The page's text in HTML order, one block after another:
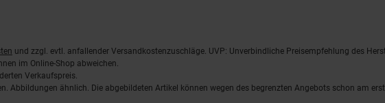
und zzgl. evtl. anfallender Versandkostenzuschläge. UVP: Unverbindliche Preisempfehlung des
im Online-Shop abweichen.
Verkaufspreis.
Abbildungen ähnlich. Die abgebildeten Artikel können wegen des begrenzten Angebots schon am